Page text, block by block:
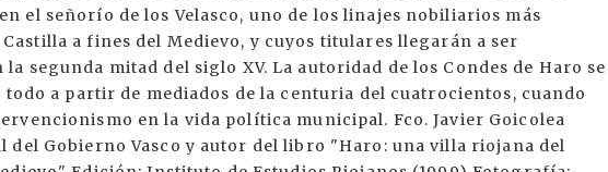
el señorío de los Velasco, uno de los linajes nobiliarios más
a fines del Medievo, y cuyos titulares llegarán a ser
la segunda mitad del siglo XV. La autoridad de los Condes de Haro se
a partir de mediados de la centuria del cuatrocientos, cuando
en la vida política municipal. Fco. Javier Goicolea
del Gobierno Vasco y autor del libro "Haro: una villa riojana del